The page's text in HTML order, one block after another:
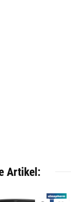
Artikel: